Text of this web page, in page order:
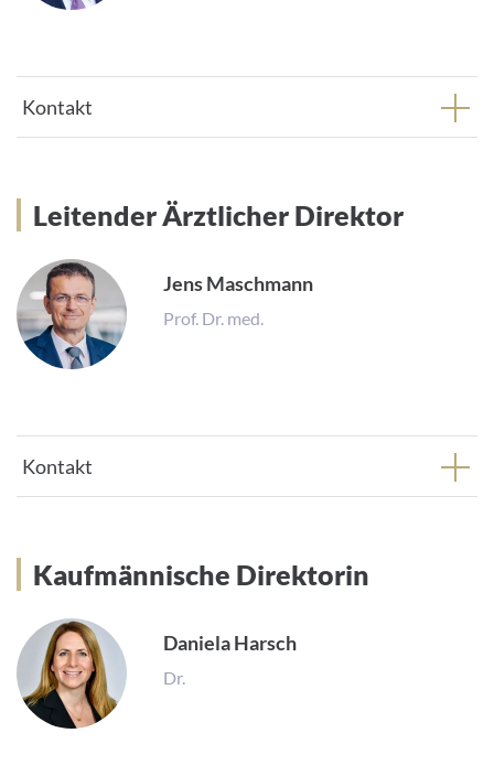
Kontakt
Leitender Ärztlicher Direktor
Leitender Ärztlicher Direktor
Jens Maschmann
Prof. Dr. med.
Kontakt
Kaufmännische Direktorin
(beratend)
Kaufmännische Direktorin
Daniela Harsch
Dr.